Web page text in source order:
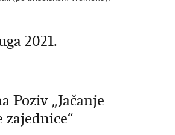
2021.
„Jačanje